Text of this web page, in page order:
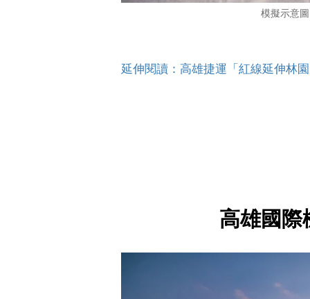
模擬示意
延伸閱讀：高雄捷運「紅線延伸林
高雄國際